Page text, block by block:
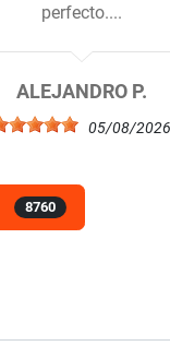
perfecto....
ALEJANDRO P.
05/08/2026
8760